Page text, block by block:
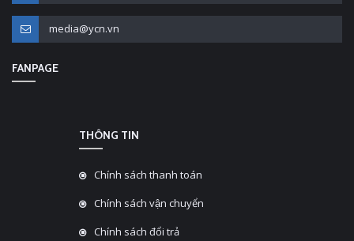
media@ycn.vn
FANPAGE
THÔNG TIN
Chính sách thanh toán
Chính sách vận chuyển
Chính sách đổi trả